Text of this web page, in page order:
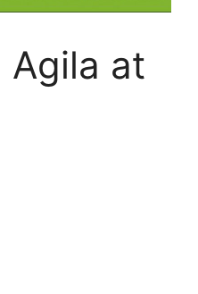
Agila at